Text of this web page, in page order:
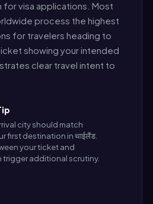
visa applications. Most
process the highest
for travelers heading to
showing your intended
clear travel intent to
city should match
first destination in थाईलैंड.
your ticket and
additional scrutiny.